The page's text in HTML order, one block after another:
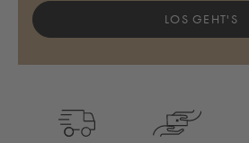
LOS GEHT'S